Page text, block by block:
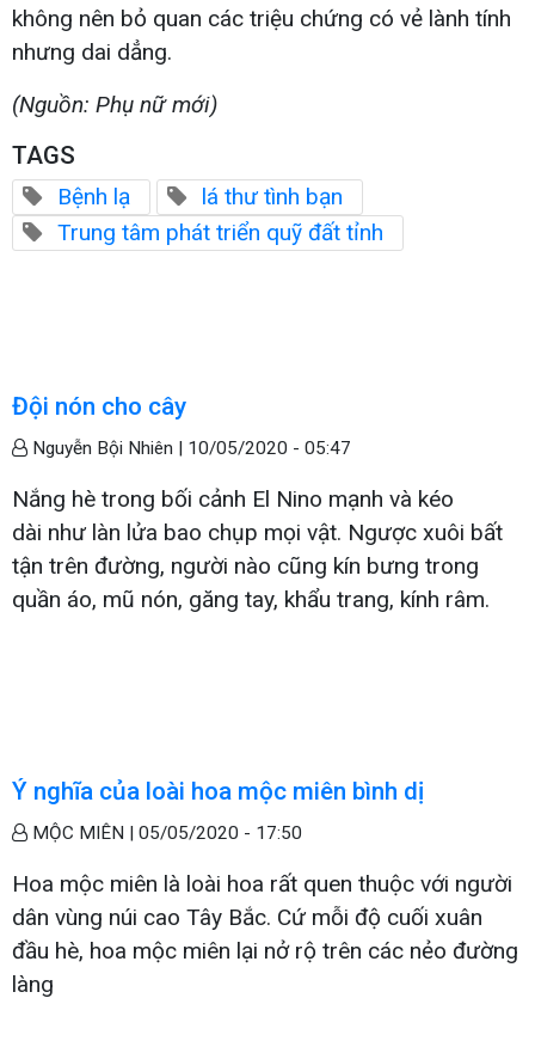
không nên bỏ quan các triệu chứng có vẻ lành tính
nhưng dai dẳng.
(Nguồn: Phụ nữ mới)
TAGS
Bệnh lạ
lá thư tình bạn
Trung tâm phát triển quỹ đất tỉnh
Đội nón cho cây
Nguyễn Bội Nhiên | 10/05/2020 - 05:47
Nắng hè trong bối cảnh El Nino mạnh và kéo
dài như làn lửa bao chụp mọi vật. Ngược xuôi bất
tận trên đường, người nào cũng kín bưng trong
quần áo, mũ nón, găng tay, khẩu trang, kính râm.
Ý nghĩa của loài hoa mộc miên bình dị
MỘC MIÊN | 05/05/2020 - 17:50
Hoa mộc miên là loài hoa rất quen thuộc với người
dân vùng núi cao Tây Bắc. Cứ mỗi độ cuối xuân
đầu hè, hoa mộc miên lại nở rộ trên các nẻo đường
làng